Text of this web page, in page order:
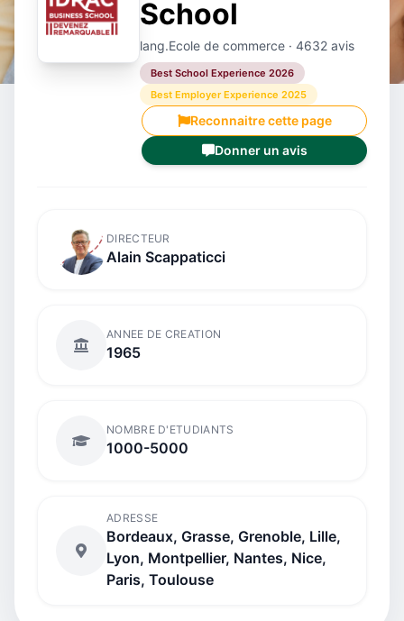
School
lang.Ecole de commerce · 4632 avis
Best School Experience 2026
Best Employer Experience 2025
Reconnaitre cette page
Donner un avis
DIRECTEUR
Alain Scappaticci
ANNEE DE CREATION
1965
NOMBRE D'ETUDIANTS
1000-5000
ADRESSE
Bordeaux, Grasse, Grenoble, Lille,
Lyon, Montpellier, Nantes, Nice,
Paris, Toulouse